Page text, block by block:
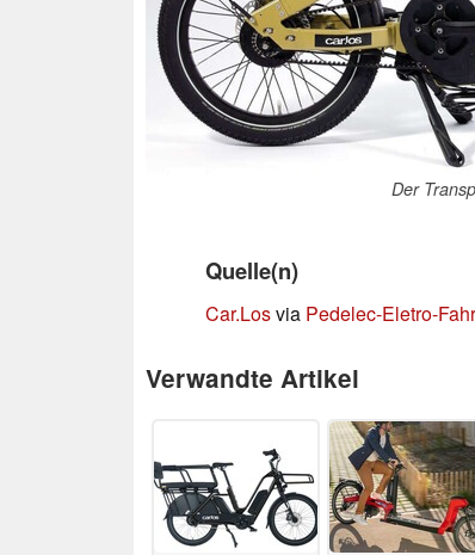
Der
Quelle(n)
Car.Losvia Pedelec-Eletro-
Verwandte Artikel